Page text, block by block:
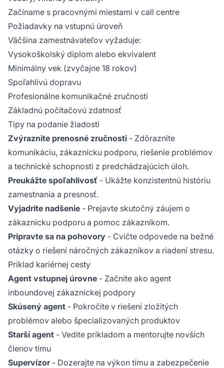
Začíname s pracovnými miestami v call centre
Požiadavky na vstupnú úroveň
Väčšina zamestnávateľov vyžaduje:
Vysokoškolský diplom alebo ekvivalent
Minimálny vek (zvyčajne 18 rokov)
Spoľahlivú dopravu
Profesionálne komunikačné zručnosti
Základnú počítačovú zdatnosť
Tipy na podanie žiadosti
Zvýraznite prenosné zručnosti - Zdôraznite
komunikáciu, zákaznícku podporu, riešenie problémov
a technické schopnosti z predchádzajúcich úloh.
Preukážte spoľahlivosť - Ukážte konzistentnú históriu
zamestnania a presnosť.
Vyjadrite nadšenie - Prejavte skutočný záujem o
zákaznícku podporu a pomoc zákazníkom.
Pripravte sa na pohovory - Cvičte odpovede na bežné
otázky o riešení náročných zákazníkov a riadení stresu.
Príklad kariérnej cesty
Agent vstupnej úrovne - Začnite ako agent
inboundovej zákazníckej podpory
Skúsený agent - Pokročite v riešení zložitých
problémov alebo špecializovaných produktov
Starší agent - Vedite príkladom a mentorujte novších
členov tímu
Supervízor- Dozerajte na výkon tímu a zabezpečenie